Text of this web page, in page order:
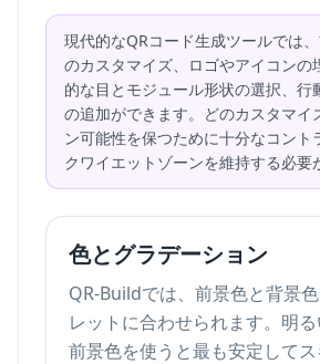
現代的なQRコード生成ツールでは
のカスタマイズ、ロゴやアイコンの
的な目とモジュール形状の選択、行
の追加ができます。どのカスタマイ
ン可能性を保つために十分なコント
クワイエットゾーンを維持する必要
色とグラデーション
QR-Buildでは、前景色と背景
レットに合わせられます。明
前景色を使うと最も安定してス